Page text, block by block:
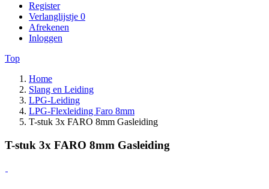
Register
Verlanglijstje 0
Afrekenen
Inloggen
Top
Home
Slang en Leiding
LPG-Leiding
LPG-Flexleiding Faro 8mm
T-stuk 3x FARO 8mm Gasleiding
T-stuk 3x FARO 8mm Gasleiding